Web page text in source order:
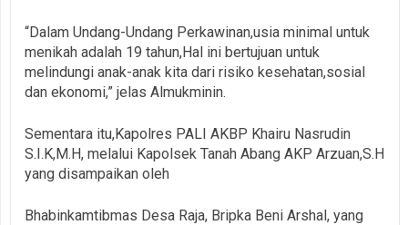
“Dalam Undang-Undang Perkawinan,usia minimal untuk
menikah adalah 19 tahun,Hal ini bertujuan untuk
melindungi anak-anak kita dari risiko kesehatan,sosial
dan ekonomi,” jelas Almukminin.
Sementara itu,Kapolres PALI AKBP Khairu Nasrudin
S.I.K,M.H, melalui Kapolsek Tanah Abang AKP Arzuan,S.H
yang disampaikan oleh
Bhabinkamtibmas Desa Raja, Bripka Beni Arshal, yang